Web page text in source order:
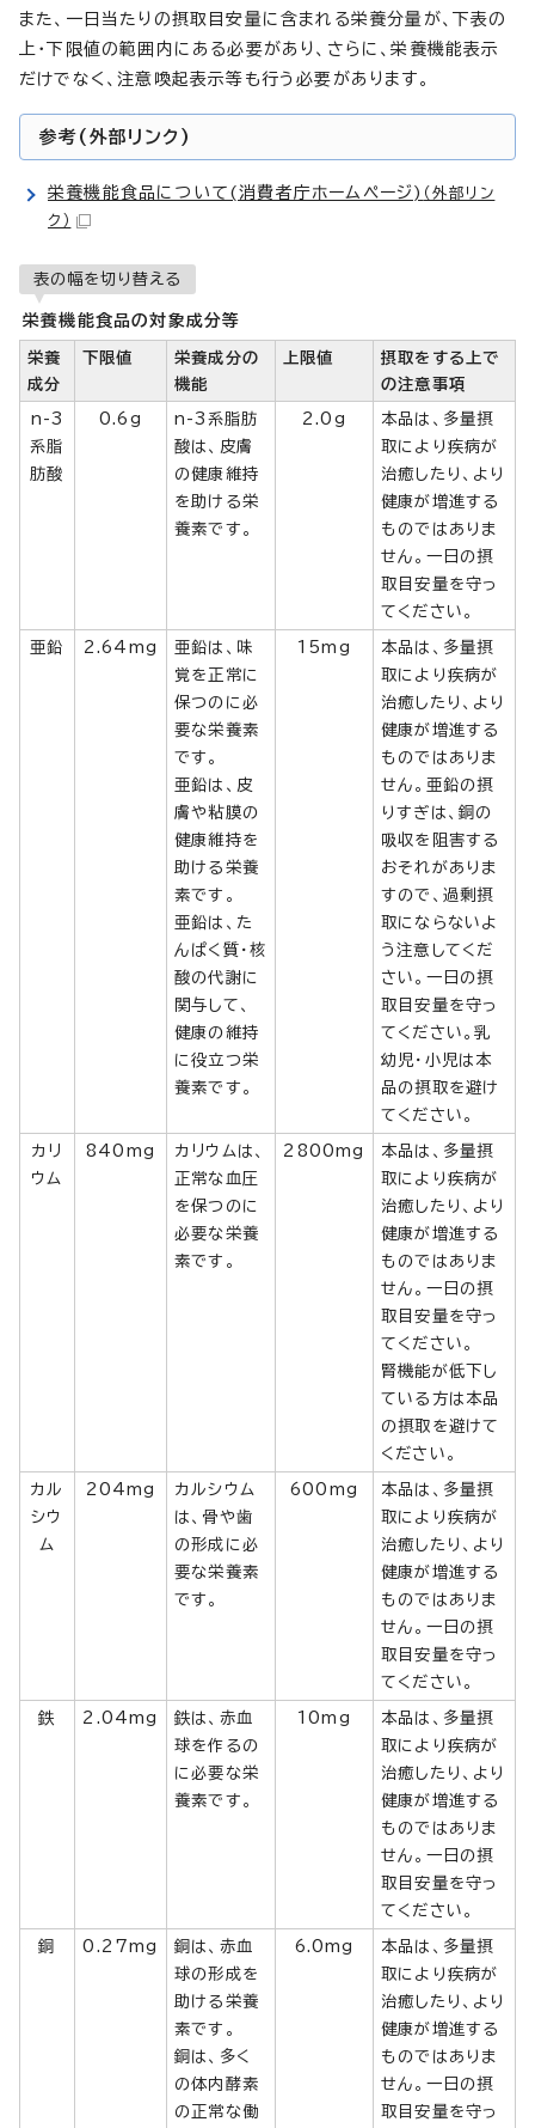
また、一日当たりの摂取目安量に含まれる栄養分量が、下表の
上・下限値の範囲内にある必要があり、さらに、栄養機能表示
だけでなく、注意喚起表示等も行う必要があります。
参考(外部リンク)
栄養機能食品について(消費者庁ホームページ) （外部リン
ク）
表の幅を切り替える
栄養機能食品の対象成分等
栄養
成分
下限値
栄養成分の
機能
上限値
摂取をする上で
の注意事項
n-3
系脂
肪酸
0.6g
n-3系脂肪
酸は、皮膚
の健康維持
を助ける栄
養素です。
2.0g
本品は、多量摂
取により疾病が
治癒したり、より
健康が増進する
ものではありま
せん。一日の摂
取目安量を守っ
てください。
亜鉛 2.64mg
亜鉛は、味
覚を正常に
保つのに必
要な栄養素
です。
亜鉛は、皮
膚や粘膜の
健康維持を
助ける栄養
素です。
亜鉛は、た
んぱく質・核
酸の代謝に
関与して、
健康の維持
に役立つ栄
養素です。
15mg
本品は、多量摂
取により疾病が
治癒したり、より
健康が増進する
ものではありま
せん。亜鉛の摂
りすぎは、銅の
吸収を阻害する
おそれがありま
すので、過剰摂
取にならないよ
う注意してくだ
さい。一日の摂
取目安量を守っ
てください。乳
幼児・小児は本
品の摂取を避け
てください。
カリ
ウム
840mg
カリウムは、
正常な血圧
を保つのに
必要な栄養
素です。
2800mg
本品は、多量摂
取により疾病が
治癒したり、より
健康が増進する
ものではありま
せん。一日の摂
取目安量を守っ
てください。
腎機能が低下し
ている方は本品
の摂取を避けて
ください。
カル
シウ
ム
204mg
カルシウム
は、骨や歯
の形成に必
要な栄養素
です。
600mg
本品は、多量摂
取により疾病が
治癒したり、より
健康が増進する
ものではありま
せん。一日の摂
取目安量を守っ
てください。
鉄 2.04mg
鉄は、赤血
球を作るの
に必要な栄
養素です。
10mg
本品は、多量摂
取により疾病が
治癒したり、より
健康が増進する
ものではありま
せん。一日の摂
取目安量を守っ
てください。
銅 0.27mg
銅は、赤血
球の形成を
助ける栄養
素です。
銅は、多く
の体内酵素
の正常な働
6.0mg
本品は、多量摂
取により疾病が
治癒したり、より
健康が増進する
ものではありま
せん。一日の摂
取目安量を守っ